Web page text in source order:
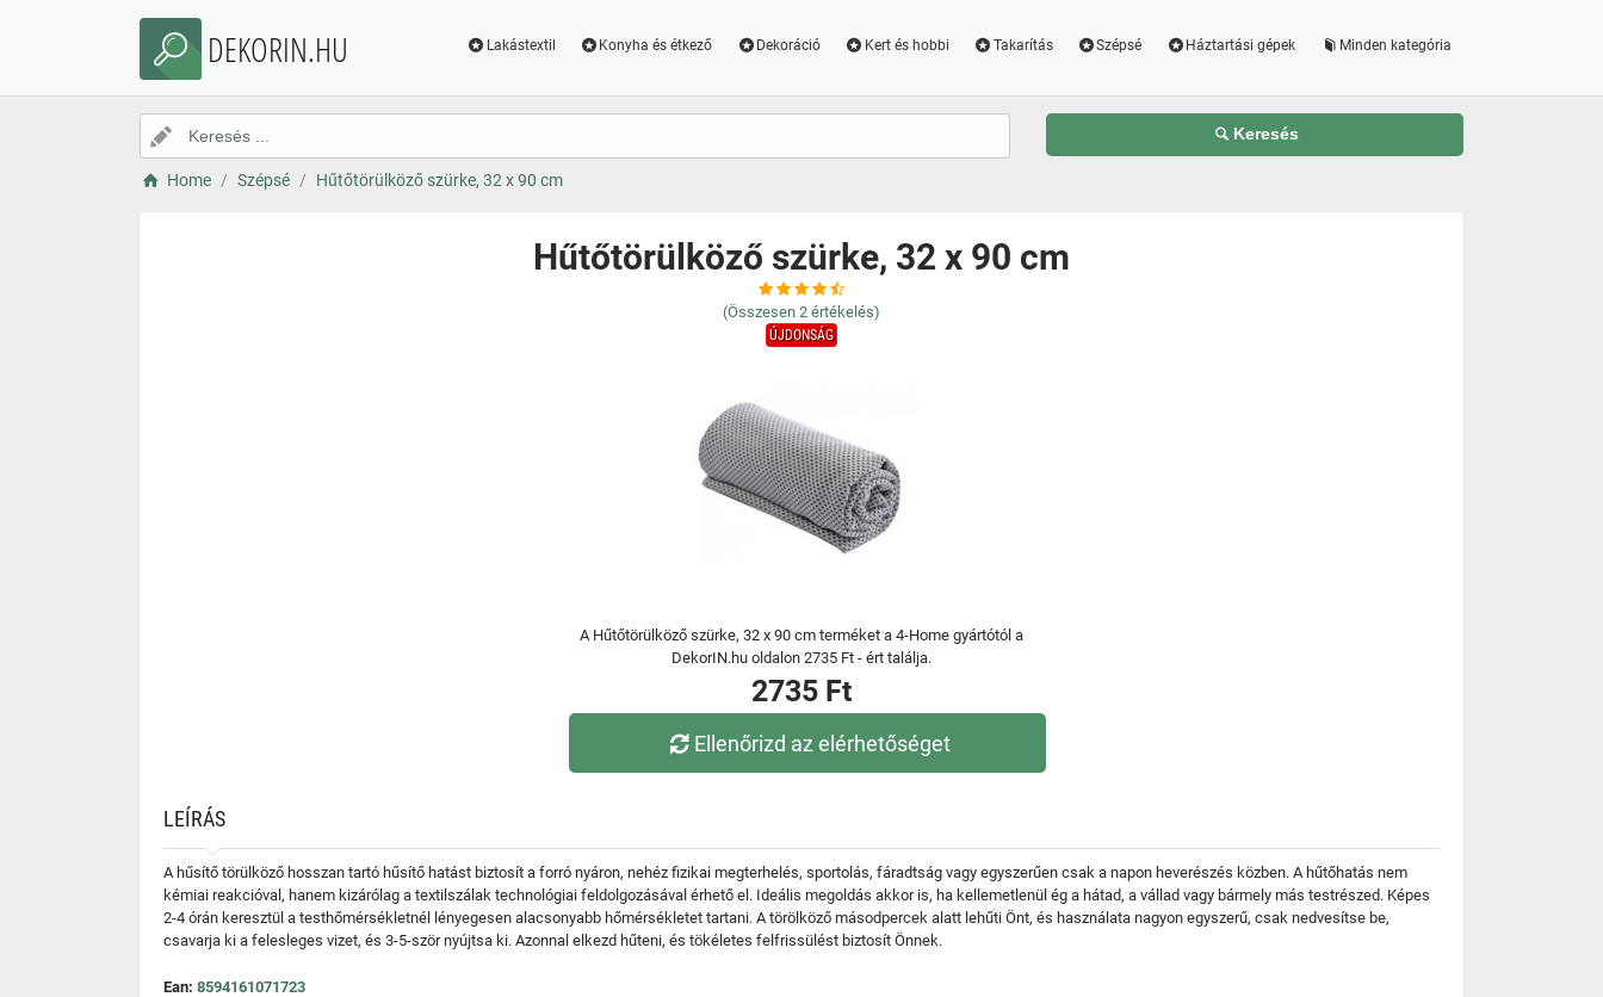
DEKORIN.HU Lakástextil Konyha és étkező Dekoráció Kert és hobbi Takarítás Szépsé Háztartási gépek Minden kategória
Keresés
Home Szépsé Hűtőtörülköző szürke, 32 x 90 cm
Hűtőtörülköző szürke, 32 x 90 cm
(Összesen 2 értékelés)
ÚJDONSÁG
A Hűtőtörülköző szürke, 32 x 90 cm terméket a 4-Home gyártótól a
DekorIN.hu oldalon 2735 Ft - ért találja.
2735 Ft
Ellenőrizd az elérhetőséget
LEÍRÁS
A hűsítő törülköző hosszan tartó hűsítő hatást biztosít a forró nyáron, nehéz fizikai megterhelés, sportolás, fáradtság vagy egyszerűen csak a napon heverészés közben. A hűtőhatás nem
kémiai reakcióval, hanem kizárólag a textilszálak technológiai feldolgozásával érhető el. Ideális megoldás akkor is, ha kellemetlenül ég a hátad, a vállad vagy bármely más testrészed. Képes
2-4 órán keresztül a testhőmérsékletnél lényegesen alacsonyabb hőmérsékletet tartani. A törölköző másodpercek alatt lehűti Önt, és használata nagyon egyszerű, csak nedvesítse be,
csavarja ki a felesleges vizet, és 3-5-ször nyújtsa ki. Azonnal elkezd hűteni, és tökéletes felfrissülést biztosít Önnek.
Ean: 8594161071723